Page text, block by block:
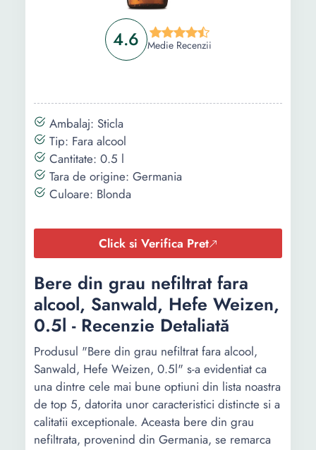
4.6 Medie Recenzii
Ambalaj: Sticla
Tip: Fara alcool
Cantitate: 0.5 l
Tara de origine: Germania
Culoare: Blonda
Click si Verifica Pret
Bere din grau nefiltrat fara
alcool, Sanwald, Hefe Weizen,
0.5l - Recenzie Detaliată
Produsul "Bere din grau nefiltrat fara alcool,
Sanwald, Hefe Weizen, 0.5l" s-a evidentiat ca
una dintre cele mai bune optiuni din lista noastra
de top 5, datorita unor caracteristici distincte si a
calitatii exceptionale. Aceasta bere din grau
nefiltrata, provenind din Germania, se remarca